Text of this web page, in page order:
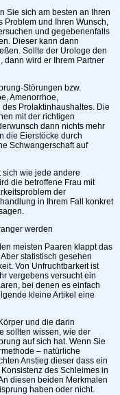
Sie sich am besten an Ihren
Problem und Ihren Wunsch,
und gegebenenfalls
Dieser kann dann
Sollte der Urologe den
dann wird er Ihrem Partner
Störungen bzw.
Amenorrhoe,
Prolaktinhaushaltes. Die
mit der richtigen
dann nichts mehr
die Eierstöcke durch
Schwangerschaft auf
wie jede andere
die betroffene Frau mit
der
in Ihrem Fall konkret
werden
meisten Paaren klappt das
statistisch gesehen
Von Unfruchtbarkeit ist
vergebens versucht ein
bei denen es einfach
kleine Artikel eine
und die darin
sollten wissen, wie der
auf sich hat. Wenn Sie
– natürliche
Anstieg dieser dass ein
des Schleimes in
diesen beiden Merkmalen
haben oder nicht.